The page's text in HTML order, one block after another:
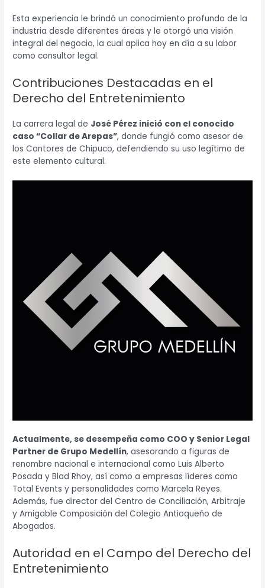
Esta experiencia le brindó un conocimiento profundo de la
industria desde diferentes áreas y le otorgó una visión
integral del negocio, la cual aplica hoy en día a su labor
como consultor legal.
Contribuciones Destacadas en el
Derecho del Entretenimiento
La carrera legal de José Pérez inició con el conocido
caso “Collar de Arepas”, donde fungió como asesor de
los Cantores de Chipuco, defendiendo su uso legítimo de
este elemento cultural.
Actualmente, se desempeña como COO y Senior Legal
Partner de Grupo Medellín, asesorando a figuras de
renombre nacional e internacional como Luis Alberto
Posada y Blad Rhoy, así como a empresas líderes como
Total Events y personalidades como Marcela Reyes.
Además, fue director del Centro de Conciliación, Arbitraje
y Amigable Composición del Colegio Antioqueño de
Abogados.
Autoridad en el Campo del Derecho del
Entretenimiento